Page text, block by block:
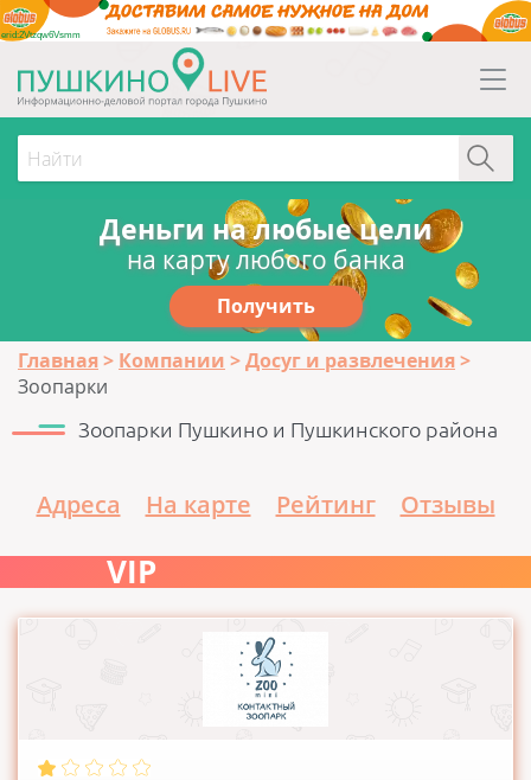
erid:2Vtzqw6Vsmm
Деньги на любые цели
на карту любого банка
Получить
Главная Компании
Досуг и развлечения
Зоопарки
Зоопарки Пушкино и Пушкинского района
Адреса На карте Рейтинг Отзывы
VIP
Стационарный контактный зоопарк в городском парке ждет
Вас и Ваших детей. ZOO-mini был открыт 29...